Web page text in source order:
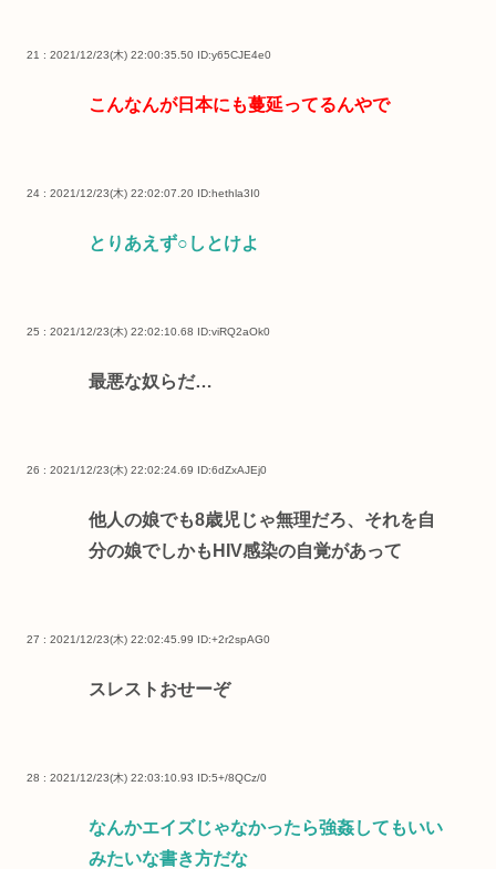
21 : 2021/12/23(木) 22:00:35.50 ID:y65CJE4e0
こんなんが日本にも蔓延ってるんやで
24 : 2021/12/23(木) 22:02:07.20 ID:hethla3I0
とりあえず○しとけよ
25 : 2021/12/23(木) 22:02:10.68 ID:viRQ2aOk0
最悪な奴らだ…
26 : 2021/12/23(木) 22:02:24.69 ID:6dZxAJEj0
他人の娘でも8歳児じゃ無理だろ、それを自
分の娘でしかもHIV感染の自覚があって
27 : 2021/12/23(木) 22:02:45.99 ID:+2r2spAG0
スレストおせーぞ
28 : 2021/12/23(木) 22:03:10.93 ID:5+/8QCz/0
なんかエイズじゃなかったら強姦してもいい
みたいな書き方だな